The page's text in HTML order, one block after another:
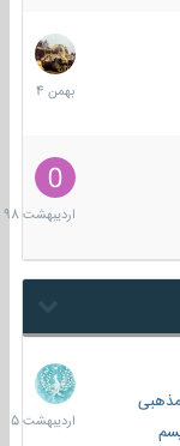
30
بهمن
1404
10
1398
8
1405